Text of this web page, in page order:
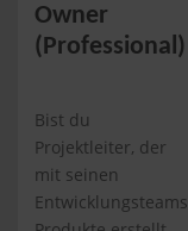
Owner
(Professional)
Bist du
Projektleiter, der
mit seinen
Entwicklungsteams